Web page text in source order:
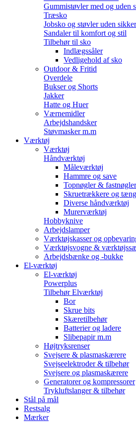
Gummistøvler med og uden
Træsko
Jobsko og støvler uden
Sandaler til komfort og stil
Tilbehør til sko
Indlægssåler
Vedligehold af sko
Outdoor & Fritid
Overdele
Bukser og Shorts
Jakker
Hatte og Huer
Værnemidler
Arbejdshandsker
Støvmasker m.m
Værktøj
Værktøj
Håndværktøj
Måleværktøj
Hammre og save
Topnøgler & fastnøgler
Skruetrækkere og
Diverse håndværktøj
Murerværktøj
Hobbyknive
Arbejdslamper
Værktøjskasser og
Værktøjsvogne &
Arbejdsbænke og -bukke
El-værktøj
El-værktøj
Powerplus
Tilbehør Elværktøj
Bor
Skrue bits
Skæretilbehør
Batterier og ladere
Slibepapir m.m
Højtryksrenser
Svejsere & plasmaskærere
Svejseelektroder & tilbehør
Svejsere og plasmaskærere
Generatorer og kompressorer
Trykluftslanger & tilbehør
Stål på mål
Restsalg
Mærker